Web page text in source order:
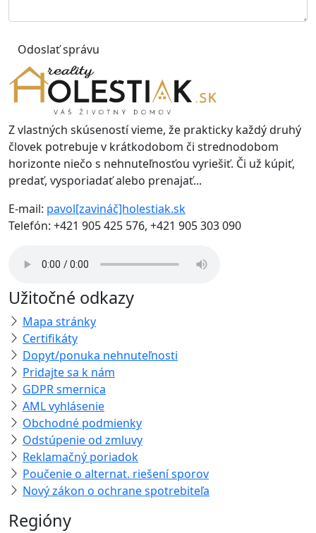
Odoslať správu
Z vlastných skúseností vieme, že prakticky každý druhý
človek potrebuje v krátkodobom či strednodobom
horizonte niečo s nehnuteľnosťou vyriešiť. Či už kúpiť,
predať, vysporiadať alebo prenajať...
E-mail: pavol[zavináč]holestiak.sk
Telefón: +421 905 425 576, +421 905 303 090
Užitočné odkazy
Mapa stránky
Certifikáty
Dopyt/ponuka nehnuteľnosti
Pridajte sa k nám
GDPR smernica
AML vyhlásenie
Obchodné podmienky
Odstúpenie od zmluvy
Reklamačný poriadok
Poučenie o alternat. riešení sporov
Nový zákon o ochrane spotrebiteľa
Regióny